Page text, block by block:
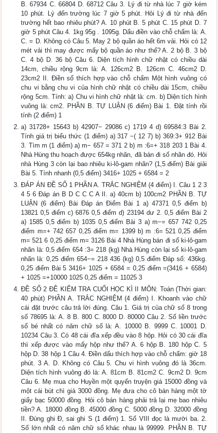
B. 67934 C. 66804 D. 68712 Câu 3. Lý đi từ nhà lúc 7 giờ kém
10 phút. Lý đến trường lúc 7 giờ 5 phút. Hỏi Lý đi từ nhà đến
trường hết bao nhiêu phút? A. 10 phút B. 5 phút C. 15 phút D. 7
giờ 5 phút Câu 4. 1kg 95g . 1095g. Dấu điền vào chỗ chấm là: A.
C. = D. Không có Câu 5. May 2 bộ quần áo hết 6m vải. Hỏi có 12
mét vải thì may được mấy bộ quần áo như thế? A. 2 bộ B. 3 bộ
C. 4 bộ D. 36 bộ Câu 6. Diện tích hình chữ nhật có chiều dài
14cm, chiều rộng 9cm là: A. 126cm2 B. 126cm C. 46cm2 D.
23cm2 II. Điền số thích hợp vào chỗ chấm Một hình vuông có
chu vi bằng chu vi của hình chữ nhật có chiều dài 15cm, chiều
rộng 5cm. Tính: a) Chu vi hình chữ nhật là: cm. b) Diện tích hình
vuông là: cm2. PHẦN B. TỰ LUẬN (6 điểm) Bài 1. Đặt tính rồi
tính (2 điểm) 1
a) 31728+ 15643 b) 42907− 29086 c) 1719 4 d) 69584:3 Bài 2.
Tính giá trị biểu thức (1 điểm) a) 317 −( 12 7) b) 369:3+ 912 Bài
3. Tìm m (1 điểm) a) m− 657 = 371 2 b) m :6=+ 318 203 1 Bài 4.
Nhà Hùng thu hoạch được 654kg nhãn, đã bán đi số nhãn đó. Hỏi
nhà Hùng 3 còn lại bao nhiêu ki-lô-gam nhãn? (1,5 điểm) Bài giải
Bài 5. Tính nhanh (0,5 điểm) 3416+ 1025 + 6584 = 2
ĐÁP ÁN ĐỀ SỐ 1 PHẦN A. TRẮC NGHIỆM (4 điểm) I. Câu 1 2 3
4 5 6 Đáp án B D C C C A II. a) 40cm b) 100cm2 PHẦN B. TỰ
LUẬN (6 điểm) Bài Đáp án Điểm Bài 1 a) 47371 0,5 điểm b)
13821 0,5 điểm c) 6876 0,5 điểm d) 23194 dư 2. 0,5 điểm Bài 2
a) 1585 0,5 điểm b) 1035 0,5 điểm Bài 3 a) m−= 657 742 0,25
điểm m=+ 742 657 0,25 điểm m= 1399 b) m :6= 521 0,25 điểm
m= 521 6 0,25 điểm m= 3126 Bài 4 Nhà Hùng bán đi số ki-lô-gam
nhãn là: 0,5 điểm 654 :3= 218 (kg) Nhà Hùng còn lại số ki-lô-gam
nhãn là: 0,25 điểm 654−= 218 436 (kg) 0,5 điểm Đáp số: 436kg.
0,25 điểm Bài 5 3416+ 1025 + 6584 = 0,25 điểm =(3416 + 6584)
+ 1025 =+10000 1025 0,25 điểm = 11025 3
ĐỀ SỐ 2 ĐỀ KIỂM TRA CUỐI HỌC KÌ II MÔN: Toán (Thời gian:
40 phút) PHẦN A. TRẮC NGHIỆM (4 điểm) I. Khoanh vào chữ
cái đặt trước câu trả lời đúng. Câu 1. Giá trị của chữ số 8 trong
số 78695 là: A. 8 B. 800 C. 8000 D. 80000 Câu 2. Số liền trước
số bé nhất có năm chữ số là: A. 10000 B. 9999 C. 10001 D.
10234 Câu 3. Có 48 cái đĩa xếp đều vào 8 hộp. Hỏi có 30 cái đĩa
thì xếp được vào mấy hộp như thế? A. 6 hộp B. 180 hộp C. 5
hộp D. 38 hộp 1 Câu 4. Điền dấu thích hợp vào chỗ chấm: giờ 18
phút. 3 A. D. Không có Câu 5. Chu vi hình vuông đó là 36cm.
Diện tích hình vuông đó là: A. 81cm B. 81cm2 C. 9cm2 D. 9cm
Câu 6. Mẹ mua cho Huyền một quyển truyện giá 15000 đồng và
một cái bút chì giá 3000 đồng. Mẹ đưa cho cô bán hàng một tờ
giấy bạc 50000 đồng. Hỏi cô bán hàng phải trả lại mẹ bao nhiêu
tiền? A. 18000 đồng B. 45000 đồng C. 5000 đồng D. 32000 đồng
II. Đúng ghi Đ, sai ghi S (1 điểm) 1. Số VIII đọc là mười ba. 2.
Số lớn nhất có năm chữ số khác nhau là 99999. PHẦN B. TỰ